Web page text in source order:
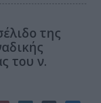
της
του ν.